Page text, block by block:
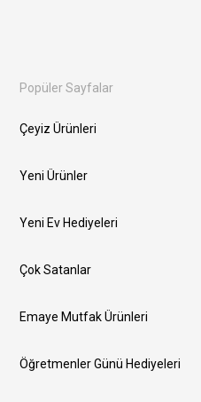
Popüler Sayfalar
Çeyiz Ürünleri
Yeni Ürünler
Yeni Ev Hediyeleri
Çok Satanlar
Emaye Mutfak Ürünleri
Öğretmenler Günü Hediyeleri